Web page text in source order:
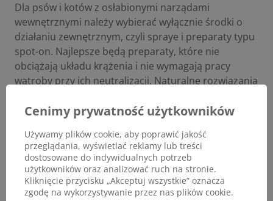
Dla psów i kotów z osłabionymi narządami
wewnętrznymi należy wybierać wyłącznie środki o
działaniu zewnętrznym, czyli spraye i preparaty typu
spot-on. Najlepsze będą preparaty, które nie
obciążają układu krążenia i nie wymagają pracy
wątroby przy ich neutralizacji. Naturalne rozwiązania
przed pasożytami bez ryzyka pogorszenia jego stanu
Profil 3. Szczenięta, kocięta i zwierzęta ze
stanami lękowymi
Cenimy prywatność użytkowników
Używamy plików cookie, aby poprawić jakość
przeglądania, wyświetlać reklamy lub treści
dostosowane do indywidualnych potrzeb
użytkowników oraz analizować ruch na stronie.
Kliknięcie przycisku „Akceptuj wszystkie” oznacza
zgodę na wykorzystywanie przez nas plików cookie.